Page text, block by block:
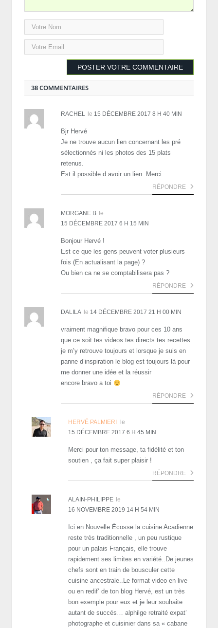
38 COMMENTAIRES
RACHEL le 15 DÉCEMBRE 2017 8 H 40 MIN
Bjr Hervé
Je ne trouve aucun lien concernant les pré
sélectionnés ni les photos des 15 plats
retenus.
Est il possible d avoir un lien. Merci
RÉPONDRE
MORGANE B le
15 DÉCEMBRE 2017 6 H 15 MIN
Bonjour Hervé !
Est ce que les gens peuvent voter plusieurs
fois (En actualisant la page) ?
Ou bien ca ne se comptabilisera pas ?
RÉPONDRE
DALILA le 14 DÉCEMBRE 2017 21 H 00 MIN
vraiment magnifique bravo pour ces 10 ans
que ce soit tes videos tes directs tes recettes
je m’y retrouve toujours et lorsque je suis en
panne d’inspiration le blog est toujours là pour
me donner une idée et la réussir
encore bravo a toi
RÉPONDRE
HERVÉ PALMIERI
le
15 DÉCEMBRE 2017 6 H 45 MIN
Merci pour ton message, ta fidélité et ton
soutien , ça fait super plaisir !
RÉPONDRE
ALAIN-PHILIPPE le
16 NOVEMBRE 2019 14 H 54 MIN
Ici en Nouvelle Écosse la cuisine Acadienne
reste très traditionnelle , un peu rustique
pour un palais Français, elle trouve
rapidement ses limites en variété..De jeunes
chefs sont en train de bousculer cette
cuisine ancestrale..Le format video en live
ou en redif’ de ton blog Hervé, est un très
bon exemple pour eux et je leur souhaite
autant de succés… alphilge retraité expat’
photographe et cuisinier dans sa « cabane